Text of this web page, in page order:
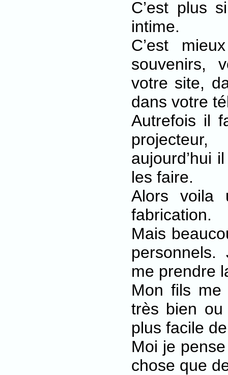
C’est plus
intime.
C’est
souvenirs,
votre site,
dans votre
Autrefois il
aujourd’hui
les faire.
Alors voila
fabrication.
Mais
me prendre
Mon fils me
très bien
plus facile
Moi je
chose que